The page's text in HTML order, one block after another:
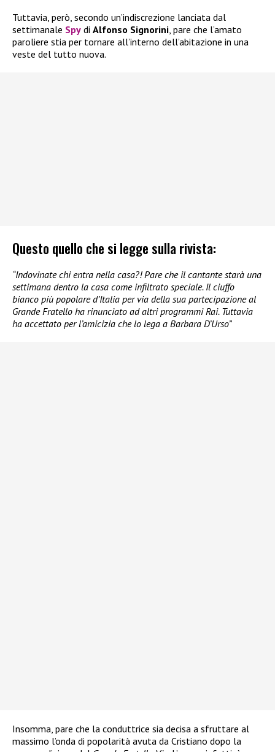
Tuttavia, però, secondo un’indiscrezione lanciata dal
settimanale Spy di Alfonso Signorini, pare che l’amato
paroliere stia per tornare all’interno dell’abitazione in una
veste del tutto nuova.
Questo quello che si legge sulla rivista:
“Indovinate chi entra nella casa?! Pare che il cantante starà una
settimana dentro la casa come infiltrato speciale. Il ciuffo
bianco più popolare d’Italia per via della sua partecipazione al
Grande Fratello ha rinunciato ad altri programmi Rai. Tuttavia
ha accettato per l’amicizia che lo lega a Barbara D’Urso”
Insomma, pare che la conduttrice sia decisa a sfruttare al
massimo l’onda di popolarità avuta da Cristiano dopo la